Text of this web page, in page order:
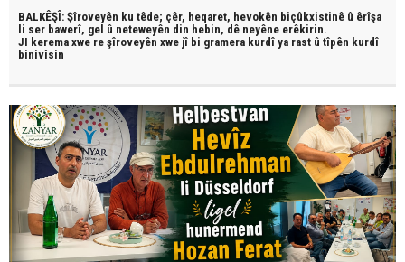
BALKÊŞÎ: Şîroveyên ku têde; çêr, heqaret, hevokên biçûkxistinê û êrîşa
li ser bawerî, gel û neteweyên din hebin, dê neyêne erêkirin.
JI kerema xwe re şîroveyên xwe jî bi gramera kurdî ya rast û tîpên kurdî
binivîsin